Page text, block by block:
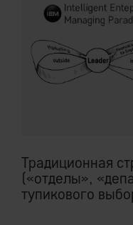
Традиционная
(«отделы»,
тупикового